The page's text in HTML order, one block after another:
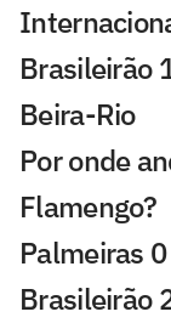
Brasileirão
Beira-Rio
Por onde
Flamengo?
Palmeiras
Brasileirão